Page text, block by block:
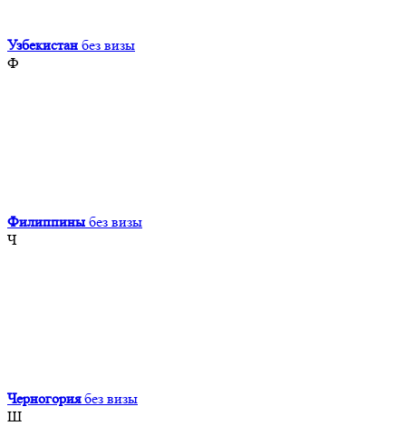
Узбекистан без визы
Ф
Филиппины без визы
Ч
Черногория без визы
Ш